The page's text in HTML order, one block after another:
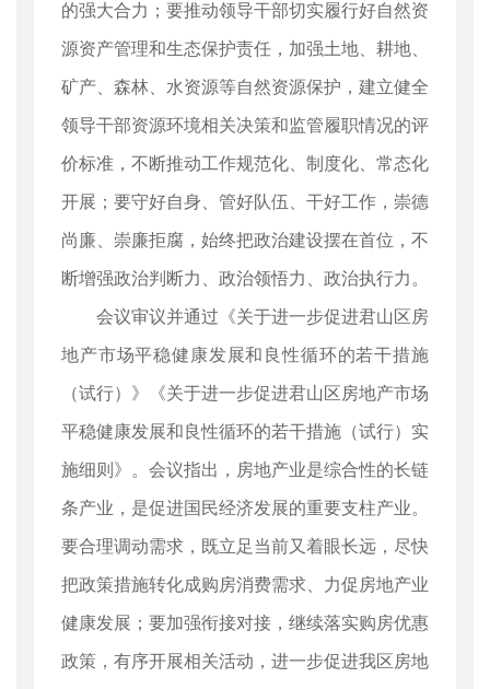
的强大合力；要推动领导干部切实履行好自然资
源资产管理和生态保护责任，加强土地、耕地、
矿产、森林、水资源等自然资源保护，建立健全
领导干部资源环境相关决策和监管履职情况的评
价标准，不断推动工作规范化、制度化、常态化
开展；要守好自身、管好队伍、干好工作，崇德
尚廉、崇廉拒腐，始终把政治建设摆在首位，不
断增强政治判断力、政治领悟力、政治执行力。
会议审议并通过《关于进一步促进君山区房
地产市场平稳健康发展和良性循环的若干措施
（试行）》《关于进一步促进君山区房地产市场
平稳健康发展和良性循环的若干措施（试行）实
施细则》。会议指出，房地产业是综合性的长链
条产业，是促进国民经济发展的重要支柱产业。
要合理调动需求，既立足当前又着眼长远，尽快
把政策措施转化成购房消费需求、力促房地产业
健康发展；要加强衔接对接，继续落实购房优惠
政策，有序开展相关活动，进一步促进我区房地